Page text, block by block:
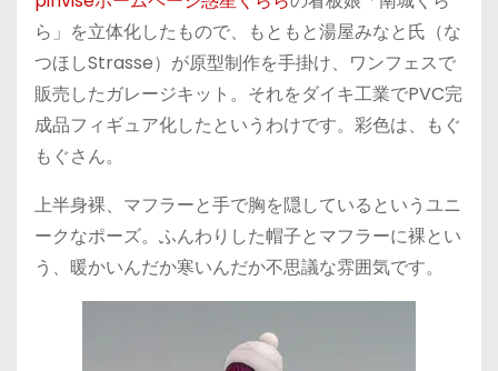
ら」を立体化したもので、もともと湯屋みなと氏（な
つほしStrasse）が原型制作を手掛け、ワンフェスで
販売したガレージキット。それをダイキ工業でPVC完
成品フィギュア化したというわけです。彩色は、もぐ
もぐさん。
上半身裸、マフラーと手で胸を隠しているというユニ
ークなポーズ。ふんわりした帽子とマフラーに裸とい
う、暖かいんだか寒いんだか不思議な雰囲気です。